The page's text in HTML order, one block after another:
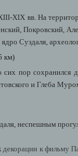
XIX вв. На
Покровский,
Суздаля,
км)
сих пор
и Глеба
неспешным
к фильму